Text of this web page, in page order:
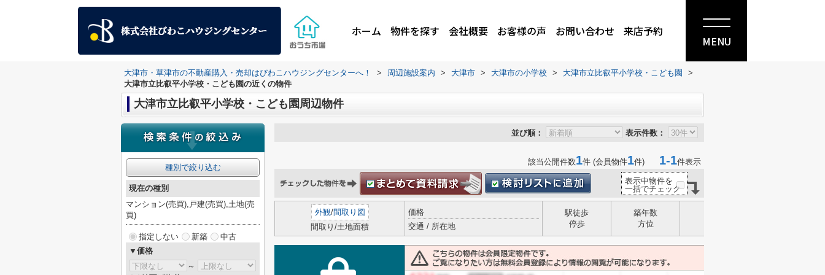
ホーム 物件を探す 会社概要 お客様の声 お問い合わせ 来店予約
MENU
大津市・草津市の不動産購入・売却はびわこハウジングセンターへ！ > 周辺施設案内 > 大津市 > 大津市の小学校 > 大津市立比叡平小学校・こども園
>
大津市立比叡平小学校・こども園の近くの物件
大津市立比叡平小学校・こども園周辺物件
並び順： 表示件数：
該当公開件数1件 (会員物件1件) 1-1件表示
表示中物件を
一括でチェック
外観/間取り図
間取り/土地面積
価格
交通 / 所在地
駅徒歩
停歩
築年数
方位
種別で絞り込む
現在の種別
マンション(売買),戸建(売買),土地(売
買)
指定しない 新築
中古
▼価格
～